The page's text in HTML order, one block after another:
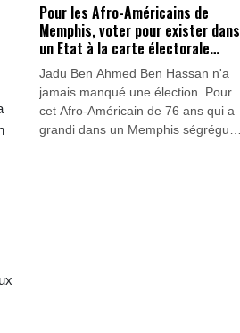
Pour les Afro-Américains de
Memphis, voter pour exister dans
un Etat à la carte électorale
redessinée
Jadu Ben Ahmed Ben Hassan n'a
jamais manqué une élection. Pour
cet Afro-Américain de 76 ans qui a
grandi dans un Memphis ségrégué,